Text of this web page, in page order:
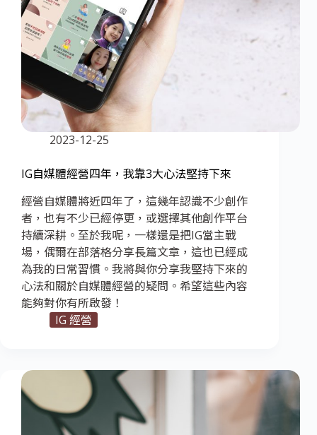
2023-12-25
IG自媒體經營四年，我靠3大心法堅持下來
經營自媒體將近四年了，這幾年認識不少創作
者，也有不少已經停更，或選擇其他創作平台
持續深耕。至於我呢，一樣還是把IG當主戰
場，偶爾在部落格分享長篇文章，這也已經成
為我的日常習慣。我將與你分享我堅持下來的
心法和關於自媒體經營的疑問。希望這些內容
能夠對你有所啟發！
IG 經營